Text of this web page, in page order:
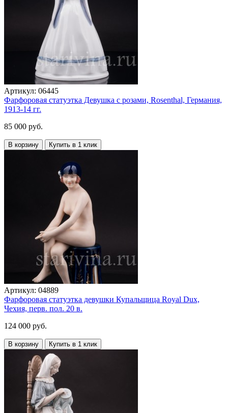
Артикул: 06445
Фарфоровая статуэтка Девушка с розами, Rosenthal, Германия,
1913-14 гг.
85 000 руб.
В корзину Купить в 1 клик
Артикул: 04889
Фарфоровая статуэтка девушки Купальщица Royal Dux,
Чехия, перв. пол. 20 в.
124 000 руб.
В корзину Купить в 1 клик